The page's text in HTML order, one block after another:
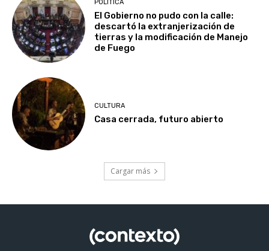
POLITICA
El Gobierno no pudo con la calle:
descartó la extranjerización de
tierras y la modificación de Manejo
de Fuego
CULTURA
Casa cerrada, futuro abierto
Cargar más